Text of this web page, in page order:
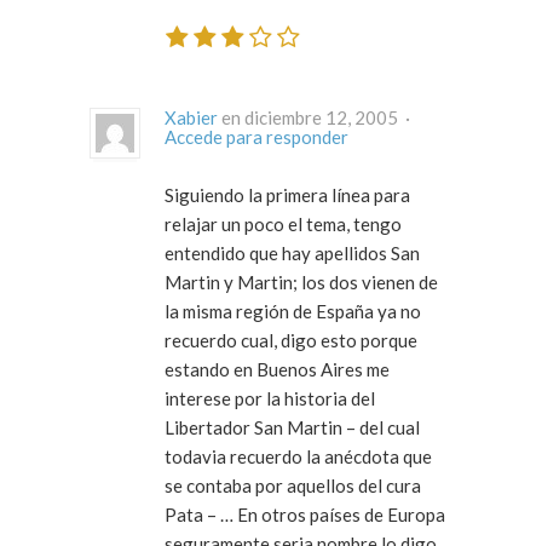
Xabier
en diciembre 12, 2005 ·
Accede para responder
Siguiendo la primera línea para
relajar un poco el tema, tengo
entendido que hay apellidos San
Martin y Martin; los dos vienen de
la misma región de España ya no
recuerdo cual, digo esto porque
estando en Buenos Aires me
interese por la historia del
Libertador San Martin – del cual
todavia recuerdo la anécdota que
se contaba por aquellos del cura
Pata – … En otros países de Europa